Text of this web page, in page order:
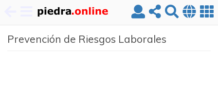
Prevención de Riesgos Laborales